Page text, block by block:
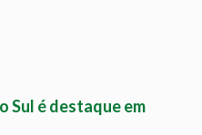
Sul é destaque em